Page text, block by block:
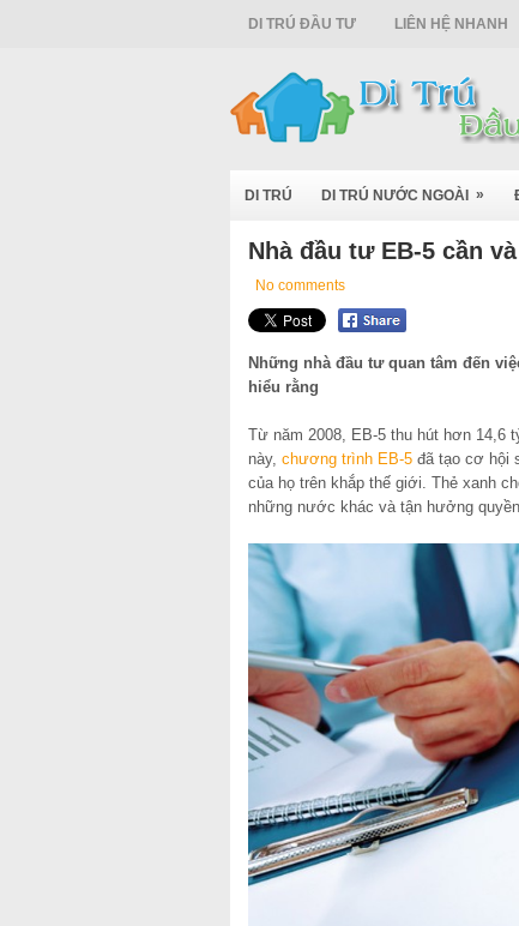
DI TRÚ ĐẦU TƯ LIÊN HỆ NHANH
DI TRÚ DI TRÚ NƯỚC NGOÀI »
Nhà đầu tư EB-5 cần
No comments
Những nhà đầu tư quan tâm đến
hiểu rằng
Từ năm 2008, EB-5 thu hút hơn 14,6
này, chương trình EB-5 đã tạo cơ hội
của họ trên khắp thế giới. Thẻ xanh
những nước khác và tận hưởng